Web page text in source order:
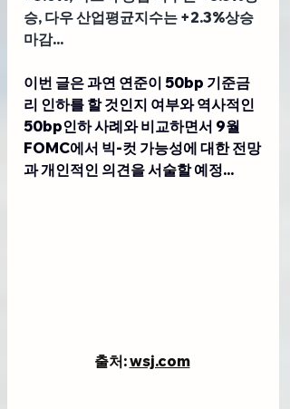
승, 다우 산업평균지수는 +2.3%상승
마감...
이번 글은 과연 연준이 50bp 기준금
리 인하를 할 것인지 여부와 역사적인
50bp인하 사례와 비교하면서 9월
FOMC에서 빅-컷 가능성에 대한 전망
과 개인적인 의견을 서술할 예정...
출처: wsj.com